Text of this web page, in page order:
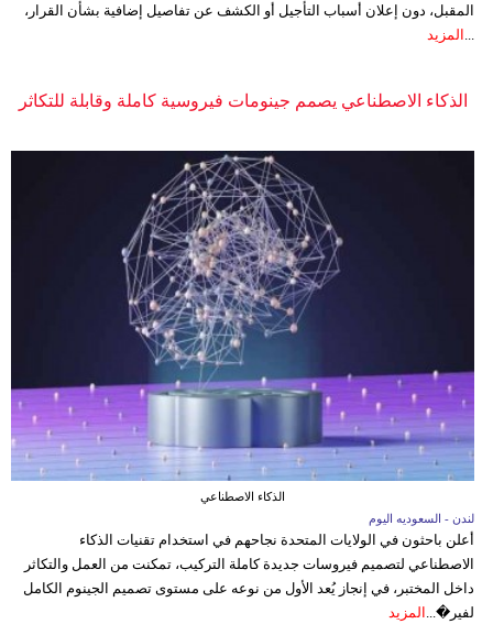
المقبل، دون إعلان أسباب التأجيل أو الكشف عن تفاصيل إضافية بشأن القرار،
المزيد
الذكاء الاصطناعي يصمم جينومات فيروسية كاملة وقابلة للتكاثر
الذكاء الاصطناعي
لندن - السعوديه اليوم
أعلن باحثون في الولايات المتحدة نجاحهم في استخدام تقنيات الذكاء
الاصطناعي لتصميم فيروسات جديدة كاملة التركيب، تمكنت من العمل والتكاثر
داخل المختبر، في إنجاز يُعد الأول من نوعه على مستوى تصميم الجينوم الكامل
لفير�... المزيد